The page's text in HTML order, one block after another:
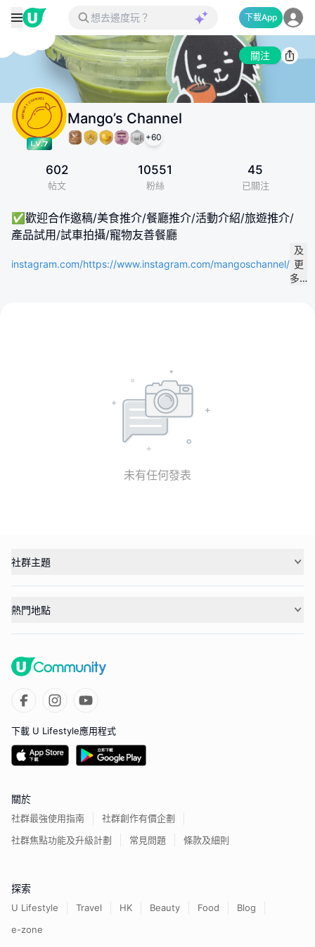
下載App
關注
Mango’s Channel
+60
602
帖文
10551
粉絲
45
已關注
✅歡迎合作邀稿/美食推介/餐廳推介/活動介紹/旅遊推介/
產品試用/試車拍攝/寵物友善餐廳
instagram.com/https://www.instagram.com/mangoschannel/
及
更
多…
未有任何發表
社群主題
熱門地點
下載 U Lifestyle應用程式
關於
社群最強使用指南
社群創作有價企劃
社群焦點功能及升級計劃
常見問題 條款及細則
探索
U Lifestyle Travel HK Beauty Food
Blog
e-zone